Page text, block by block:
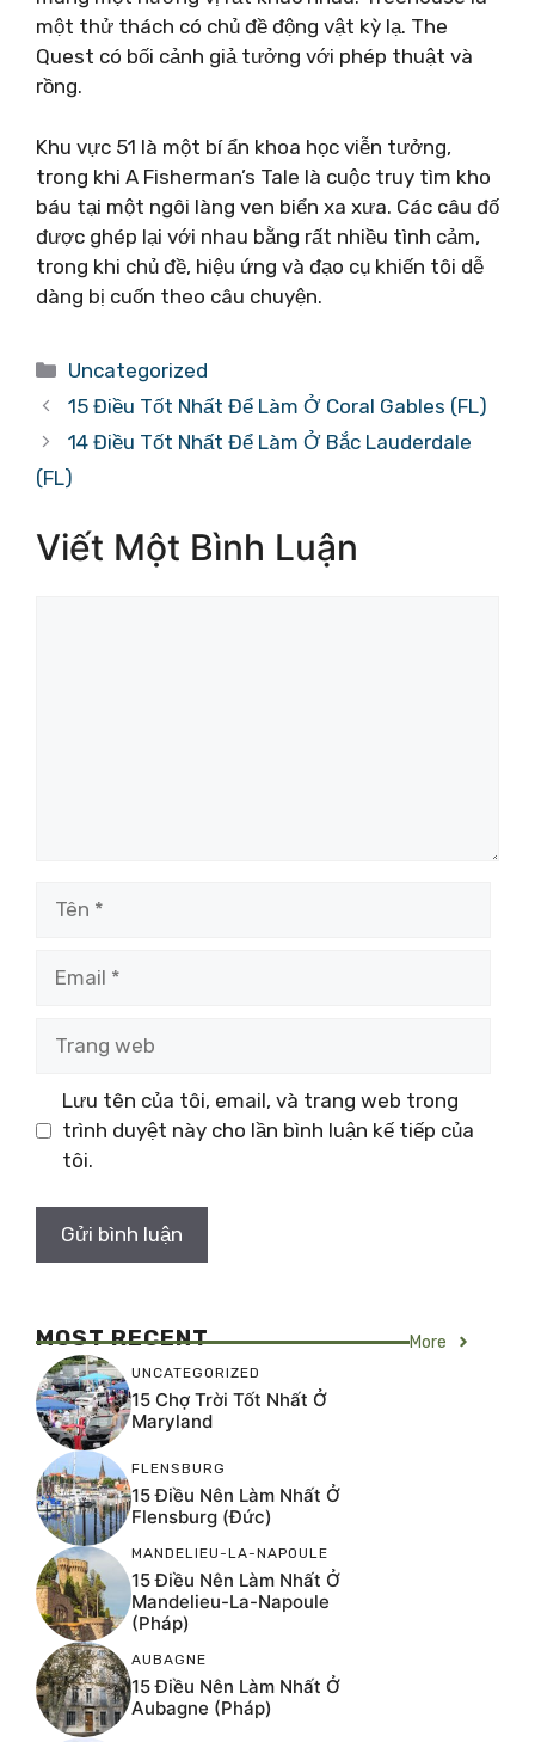
một thử thách có chủ đề động vật kỳ lạ. The
Quest có bối cảnh giả tưởng với phép thuật và
rồng.
Khu vực 51 là một bí ẩn khoa học viễn tưởng,
trong khi A Fisherman’s Tale là cuộc truy tìm kho
báu tại một ngôi làng ven biển xa xưa. Các câu đố
được ghép lại với nhau bằng rất nhiều tình cảm,
trong khi chủ đề, hiệu ứng và đạo cụ khiến tôi dễ
dàng bị cuốn theo câu chuyện.
Danh
mục
Uncategorized
15 Điều Tốt Nhất Để Làm Ở Coral Gables (FL)
14 Điều Tốt Nhất Để Làm Ở Bắc Lauderdale
(FL)
Viết Một Bình Luận
Lưu tên của tôi, email, và trang web trong
trình duyệt này cho lần bình luận kế tiếp của
tôi.
MOST RECENT More
UNCATEGORIZED
15 Chợ Trời Tốt Nhất Ở
Maryland
FLENSBURG
15 Điều Nên Làm Nhất Ở
Flensburg (Đức)
MANDELIEU-LA-NAPOULE
15 Điều Nên Làm Nhất Ở
Mandelieu-La-Napoule
(Pháp)
AUBAGNE
15 Điều Nên Làm Nhất Ở
Aubagne (Pháp)